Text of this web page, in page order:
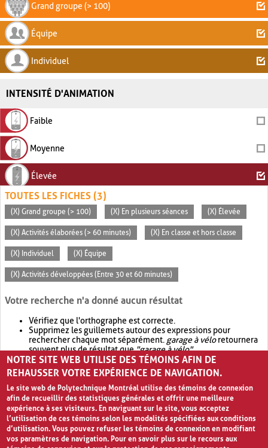
Grand groupe (> 100)
Équipe
Individuel
INTENSITÉ D'ANIMATION
Faible
Moyenne
Élevée
TOUTES LES FICHES (3)
(X) Grand groupe (> 100) (X) En plusieurs séances (X) Élevée
(X) Activités élaborées (> 60 minutes) (X) En classe et hors classe
(X) Individuel (X) Équipe
(X) Activités développées (Entre 30 et 60 minutes)
Votre recherche n'a donné aucun résultat
Vérifiez que l'orthographe est correcte.
Supprimez les guillemets autour des expressions pour
rechercher chaque mot séparément. garage à véloretournera
souvent plus de résultat que"garage à vélo".
Envisagez d'élargir votre recherche avec OR.garage OR vélo
retournera souvent plus de résultat quegarage à vélo
NOTRE SITE WEB UTILISE DES TÉMOINS AFIN DE
REHAUSSER VOTRE EXPÉRIENCE DE NAVIGATION.
Le site web de Polytechnique Montréal utilise des témoins de connexion
afin de recueillir des statistiques générales et offrir une meilleure
expérience à ses visiteurs. En naviguant sur le site, vous acceptez
l’utilisation de ces témoins selon les modalités spécifiées aux conditions
d’utilisation. Vous pouvez refuser les témoins de connexion en modifiant
vos paramètres de navigation. Pour en savoir plus sur le recours aux